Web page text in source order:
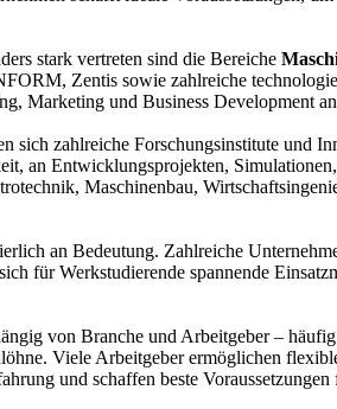
stark vertreten sind die Bereiche
Zentis sowie zahlreiche
Marketing und Business Development
sich zahlreiche Forschungsinstitute und
an Entwicklungsprojekten,
Maschinenbau,
an Bedeutung. Zahlreiche
für Werkstudierende spannende
von Branche und Arbeitgeber –
Viele Arbeitgeber ermöglichen
und schaffen beste